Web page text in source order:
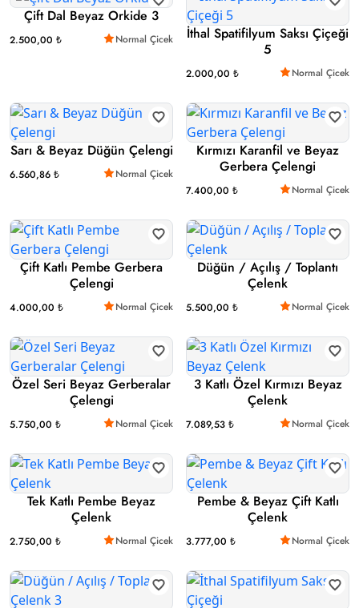
Çift Dal Beyaz Orkide 3
2.500,00 ₺ Normal Çicek
İthal Spatifilyum Saksı Çiçeği
5
2.000,00 ₺ Normal Çicek
Sarı & Beyaz Düğün Çelengi
6.560,86 ₺ Normal Çicek
Kırmızı Karanfil ve Beyaz
Gerbera Çelengi
7.400,00 ₺ Normal Çicek
Çift Katlı Pembe Gerbera
Çelengi
4.000,00 ₺ Normal Çicek
Düğün / Açılış / Toplantı
Çelenk
5.500,00 ₺ Normal Çicek
Özel Seri Beyaz Gerberalar
Çelengi
5.750,00 ₺ Normal Çicek
3 Katlı Özel Kırmızı Beyaz
Çelenk
7.089,53 ₺ Normal Çicek
Tek Katlı Pembe Beyaz
Çelenk
2.750,00 ₺ Normal Çicek
Pembe & Beyaz Çift Katlı
Çelenk
3.777,00 ₺ Normal Çicek